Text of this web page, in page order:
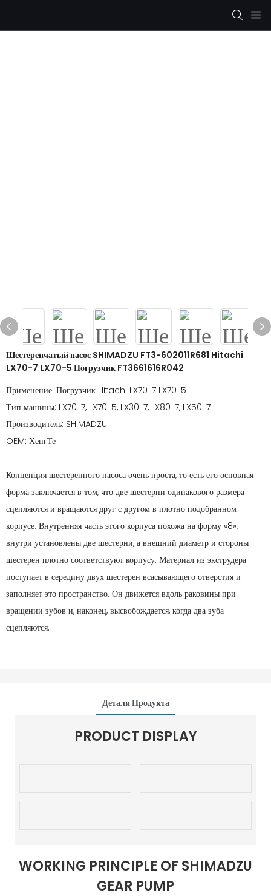
Шестеренчатый насос SHIMADZU FT3-602011R681 Hitachi
LX70-7 LX70-5 Погрузчик FT3661616R042
Применение: Погрузчик Hitachi LX70-7 LX70-5
Тип машины: LX70-7, LX70-5, LX30-7, LX80-7, LX50-7
Производитель: SHIMADZU.
OEM: ХенгТе
Концепция шестеренного насоса очень проста, то есть его основная
форма заключается в том, что две шестерни одинакового размера
сцепляются и вращаются друг с другом в плотно подобранном
корпусе. Внутренняя часть этого корпуса похожа на форму «8»,
внутри установлены две шестерни, а внешний диаметр и стороны
шестерен плотно соответствуют корпусу. Материал из экструдера
поступает в середину двух шестерен всасывающего отверстия и
заполняет это пространство. Он движется вдоль раковины при
вращении зубов и, наконец, высвобождается, когда два зуба
сцепляются.
Детали Продукта
PRODUCT DISPLAY
WORKING PRINCIPLE OF SHIMADZU
GEAR PUMP